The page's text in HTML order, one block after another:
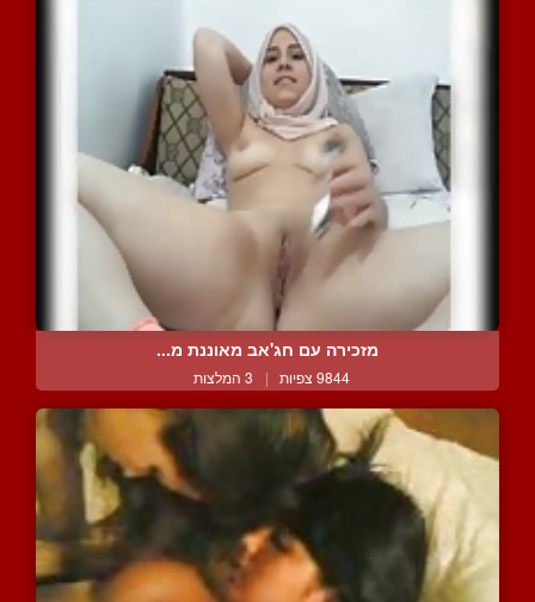
מזכירה עם חג'אב מאוננת מ...
9844 צפיות | 3 המלצות